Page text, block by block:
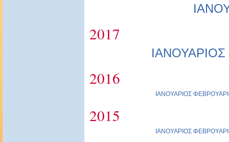
2017
ΙΑΝΟΥΑΡΙΟΣ
2016
ΙΑΝΟΥΑΡΙΟΣ
2015
ΙΑΝΟΥΑΡΙΟΣ